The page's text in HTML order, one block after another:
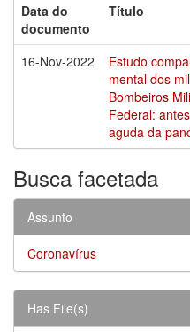
Data do
documento
Título
16-Nov-2022
Estudo
mental dos
Bombeiros
Federal:
aguda da
Busca facetada
Assunto
Coronavírus
Has File(s)